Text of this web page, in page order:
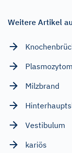
Weitere Artikel
Plasmozytom
Milzbrand
Vestibulum
kariös